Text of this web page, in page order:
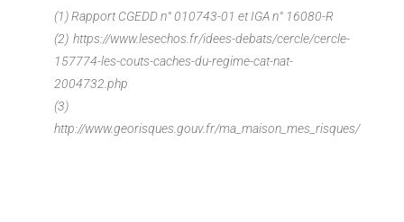
(1) Rapport CGEDD n° 010743-01 et IGA n° 16080-R
(2) https://www.lesechos.fr/idees-debats/cercle/cercle-
157774-les-couts-caches-du-regime-cat-nat-
2004732.php
(3)
http://www.georisques.gouv.fr/ma_maison_mes_risques/